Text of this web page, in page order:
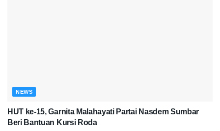
NEWS
HUT ke-15, Garnita Malahayati Partai Nasdem Sumbar
Beri Bantuan Kursi Roda